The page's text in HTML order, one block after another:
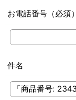
お電話番号（必須）
件名